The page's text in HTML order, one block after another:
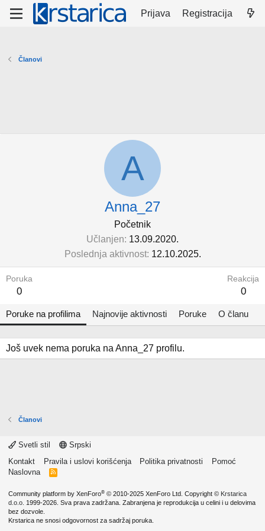
Prijava Registracija
Članovi
A
Anna_27
Početnik
Učlanjen 13.09.2020.
Poslednja aktivnost 12.10.2025.
Poruka
0
Reakcija
0
Poruke na profilima Najnovije aktivnosti Poruke O članu
Još uvek nema poruka na Anna_27 profilu.
Članovi
Svetli stil
Srpski
Kontakt
Pravila i uslovi korišćenja Politika privatnosti
Pomoć
Naslovna
R
Community platform by XenForo® © 2010-2025 XenForo Ltd. Copyright © Krstarica
d.o.o. 1999-2026. Sva prava zadržana. Zabranjena je reprodukcija u celini i u delovima
bez dozvole.
Krstarica ne snosi odgovornost za sadržaj poruka.